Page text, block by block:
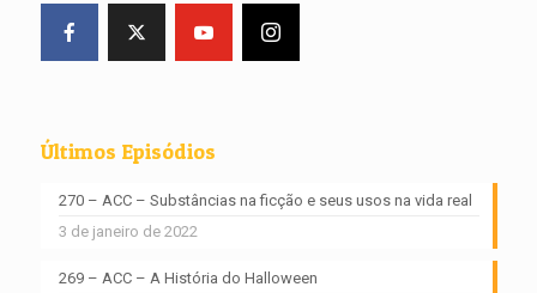
Últimos Episódios
270 – ACC – Substâncias na ficção e seus usos na vida real
3 de janeiro de 2022
269 – ACC – A História do Halloween